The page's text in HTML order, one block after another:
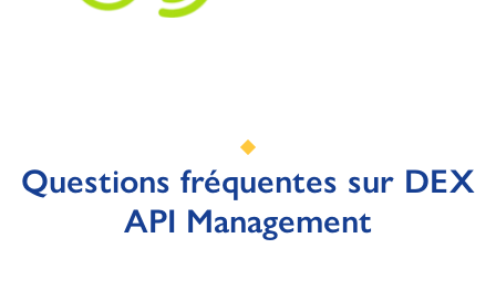
Questions fréquentes sur DEX
API Management